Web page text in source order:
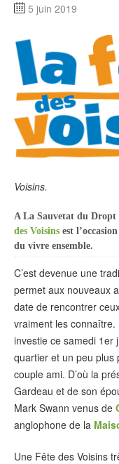
5 juin 2019
Voisins.
A La Sauvetat du Dropt
des Voisins est
du vivre ensemble.
C’est devenue une
permet aux nouveaux
date de rencontrer
vraiment les connaître.
investie ce samedi 1er
quartier et un peu plus
couple ami. D’où la
Gardeau et de son
Mark Swann venus de
anglophone de la
Une Fête des Voisins